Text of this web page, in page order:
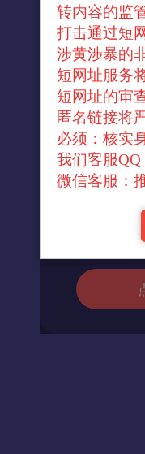
转内容的监
打击通过短
涉黄涉暴的
短网址服务
短网址的审
匿名链接将
必须：核实
我们客服QQ
微信客服：
↓官